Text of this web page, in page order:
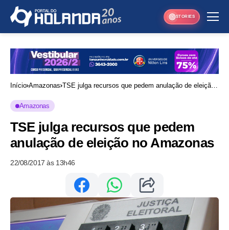
STORIES
Início Amazonas TSE julga recursos que pedem anulação de eleição
Amazonas
TSE julga recursos que pedem
anulação de eleição no Amazonas
22/08/2017 às 13h46